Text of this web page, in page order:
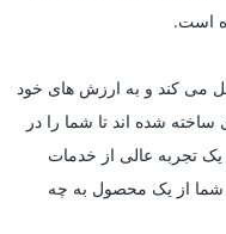
است.
می کند و به ارزش های خود
شده اند تا شما را در
تجربه عالی از خدمات
شما از یک محصول به چه